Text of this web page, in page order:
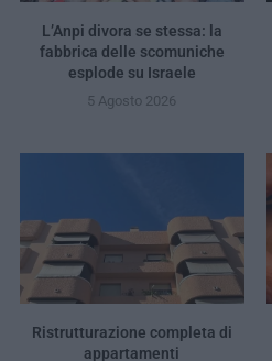
L’Anpi divora se stessa: la
fabbrica delle scomuniche
esplode su Israele
5 Agosto 2026
Ristrutturazione completa di
appartamenti